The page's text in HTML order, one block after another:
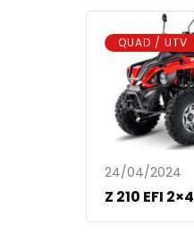
QUAD / UTV
24/04/2024
Z 210 EFI 2×4